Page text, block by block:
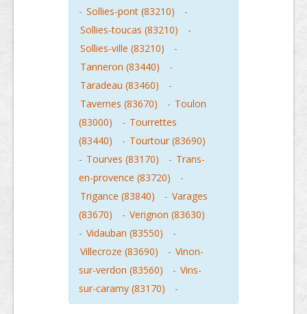
- Sollies-pont (83210)
-
Sollies-toucas (83210)
-
Sollies-ville (83210)
-
Tanneron (83440)
-
Taradeau (83460)
-
Tavernes (83670)
- Toulon
(83000)
- Tourrettes
(83440)
- Tourtour (83690)
- Tourves (83170) - Trans-
en-provence (83720)
-
Trigance (83840)
- Varages
(83670)
- Verignon (83630)
- Vidauban (83550)
-
Villecroze (83690)
- Vinon-
sur-verdon (83560)
- Vins-
sur-caramy (83170)
-